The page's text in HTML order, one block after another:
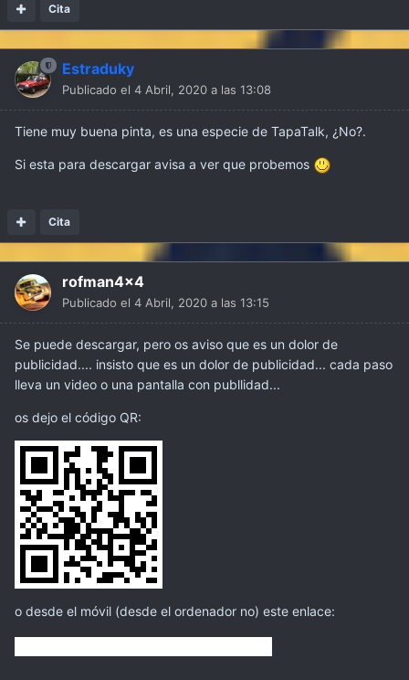
Cita
Estraduky
Publicado el 4 Abril, 2020 a las 13:08
Tiene muy buena pinta, es una especie de TapaTalk, ¿No?.
Si esta para descargar avisa a ver que probemos
Cita
rofman4x4
Publicado el 4 Abril, 2020 a las 13:15
Se puede descargar, pero os aviso que es un dolor de
publicidad.... insisto que es un dolor de publicidad... cada paso
lleva un video o una pantalla con publlidad...
os dejo el código QR:
o desde el móvil (desde el ordenador no) este enlace: